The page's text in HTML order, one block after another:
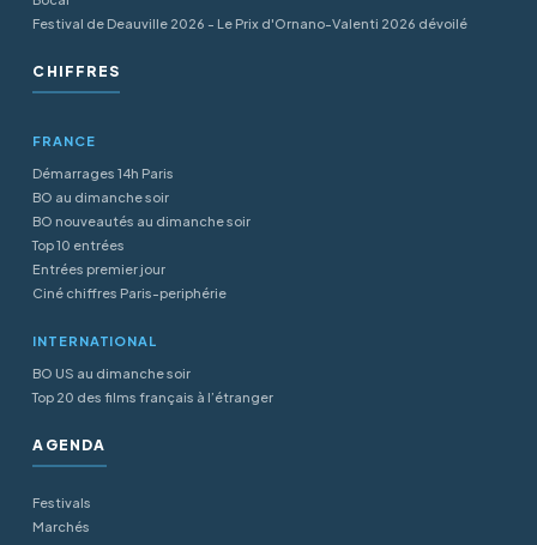
Festival de Deauville 2026 - Le Prix d'Ornano-Valenti 2026 dévoilé
CHIFFRES
FRANCE
Démarrages 14h Paris
BO au dimanche soir
BO nouveautés au dimanche soir
Top 10 entrées
Entrées premier jour
Ciné chiffres Paris-periphérie
INTERNATIONAL
BO US au dimanche soir
Top 20 des films français à l’étranger
AGENDA
Festivals
Marchés